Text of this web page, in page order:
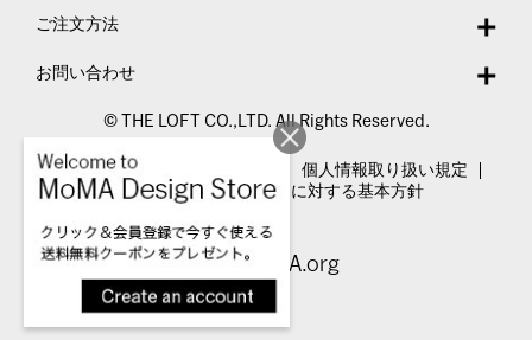
ご注文方法
お問い合わせ
© THE LOFT CO.,LTD. All Rights Reserved.
特定商取引法表示
個人情報取り扱い規定
カスタマーハラスメントに対する基本方針
Visit MoMA.org